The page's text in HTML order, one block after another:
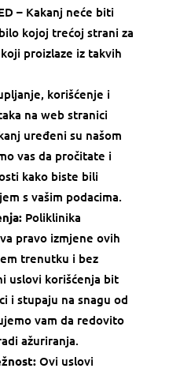
– Kakanj neće biti
kojoj trećoj strani za
proizlaze iz takvih
korišćenje i
na web stranici
uređeni su našom
vas da pročitate i
kako biste bili
s vašim podacima.
Poliklinika
pravo izmjene ovih
trenutku i bez
uslovi korišćenja bit
i stupaju na snagu od
vam da redovito
ažuriranja.
Ovi uslovi